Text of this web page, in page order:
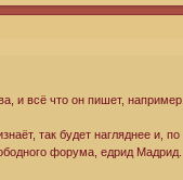
и всё что он пишет, например,
так будет нагляднее и, по
форума, едрид Мадрид.